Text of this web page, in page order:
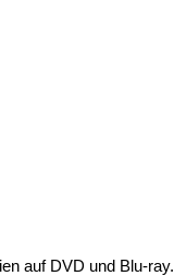
auf DVD und Blu-ray.